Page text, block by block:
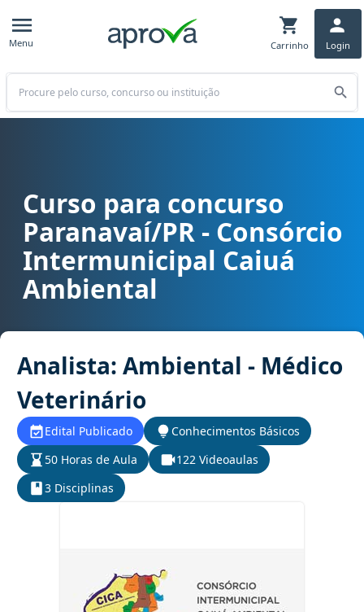
Menu Carrinho Login
Buscar
Curso para concurso CICA - Paranavaí/PR - Consórcio
Curso para concurso
Paranavaí/PR - Consórcio
Intermunicipal Caiuá
Ambiental
Analista: Ambiental - Médico
Veterinário
Edital Publicado
Conhecimentos Básicos
50 Horas de Aula
122 Videoaulas
3 Disciplinas